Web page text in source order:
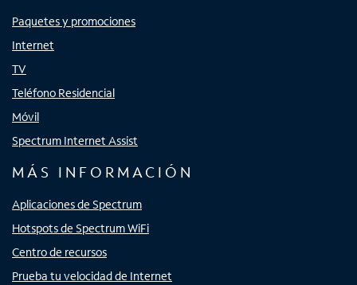
Paquetes y promociones
Internet
TV
Teléfono Residencial
Móvil
Spectrum Internet Assist
MÁS INFORMACIÓN
Aplicaciones de Spectrum
Hotspots de Spectrum WiFi
Centro de recursos
Prueba tu velocidad de Internet